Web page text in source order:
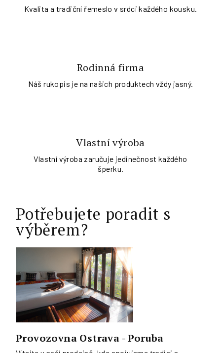
Kvalita a tradiční řemeslo v srdci každého kousku.
Rodinná firma
Náš rukopis je na našich produktech vždy jasný.
Vlastní výroba
Vlastní výroba zaručuje jedinečnost každého
šperku.
Potřebujete poradit s
výběrem?
Provozovna Ostrava - Poruba